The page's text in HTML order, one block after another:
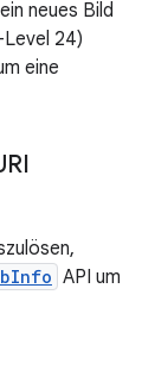
neues Bild
24)
eine
API um